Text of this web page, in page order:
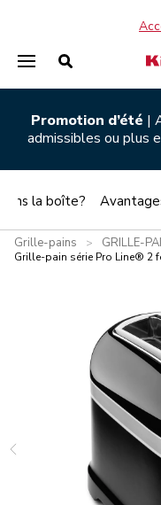
Promotion d’été |
admissibles ou plus
Grille-pains > GRILLE-
Grille-pain série Pro Line® 2
la boîte?